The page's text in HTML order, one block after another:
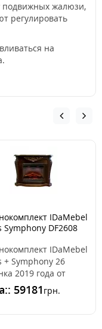
подвижных жалюзи,
регулировать
на
IDaMebel
Symphony DF2608
IDaMebel
+ Symphony 26
2019 года от
высок..
59181 грн.